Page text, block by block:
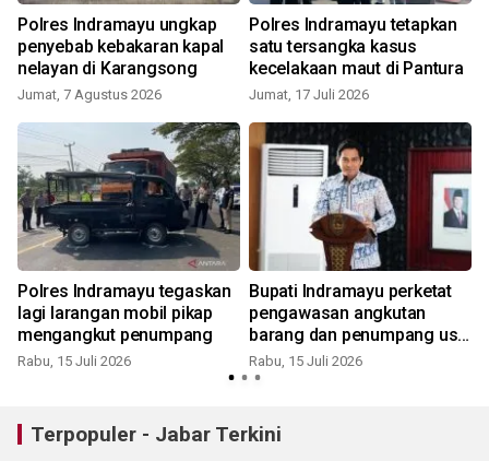
Polres Indramayu ungkap
penyebab kebakaran kapal
nelayan di Karangsong
Jumat, 7 Agustus 2026
Polres Indramayu tetapkan
satu tersangka kasus
kecelakaan maut di Pantura
Jumat, 17 Juli 2026
Polres Indramayu tegaskan
lagi larangan mobil pikap
mengangkut penumpang
Rabu, 15 Juli 2026
Bupati Indramayu perketat
pengawasan angkutan
barang dan penumpang usai
kecelakaan maut
Rabu, 15 Juli 2026
Terpopuler - Jabar Terkini